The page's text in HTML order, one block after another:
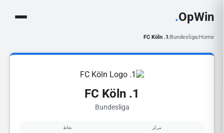
OpWin
.
Home
/
Bundesliga
/
1. FC Köln
1. FC Köln
Bundesliga
مركز نقاط